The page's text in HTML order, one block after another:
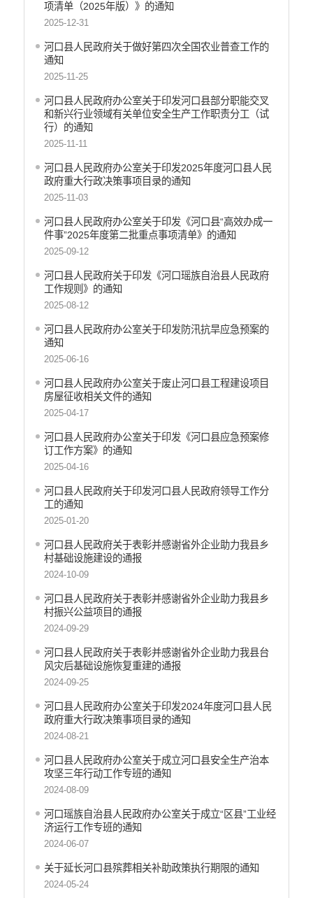
项清单（2025年版）》的通知
2025-12-31
河口县人民政府关于做好第四次全国农业普查工作的
通知
2025-11-25
河口县人民政府办公室关于印发河口县部分职能交叉
和新兴行业领域有关单位安全生产工作职责分工（试
行）的通知
2025-11-11
河口县人民政府办公室关于印发2025年度河口县人民
政府重大行政决策事项目录的通知
2025-11-03
河口县人民政府办公室关于印发《河口县“高效办成一
件事”2025年度第二批重点事项清单》的通知
2025-09-12
河口县人民政府关于印发《河口瑶族自治县人民政府
工作规则》的通知
2025-08-12
河口县人民政府办公室关于印发防汛抗旱应急预案的
通知
2025-06-16
河口县人民政府办公室关于废止河口县工程建设项目
房屋征收相关文件的通知
2025-04-17
河口县人民政府办公室关于印发《河口县应急预案修
订工作方案》的通知
2025-04-16
河口县人民政府关于印发河口县人民政府领导工作分
工的通知
2025-01-20
河口县人民政府关于表彰并感谢省外企业助力我县乡
村基础设施建设的通报
2024-10-09
河口县人民政府关于表彰并感谢省外企业助力我县乡
村振兴公益项目的通报
2024-09-29
河口县人民政府关于表彰并感谢省外企业助力我县台
风灾后基础设施恢复重建的通报
2024-09-25
河口县人民政府办公室关于印发2024年度河口县人民
政府重大行政决策事项目录的通知
2024-08-21
河口县人民政府办公室关于成立河口县安全生产治本
攻坚三年行动工作专班的通知
2024-08-09
河口瑶族自治县人民政府办公室关于成立“区县”工业经
济运行工作专班的通知
2024-06-07
关于延长河口县殡葬相关补助政策执行期限的通知
2024-05-24